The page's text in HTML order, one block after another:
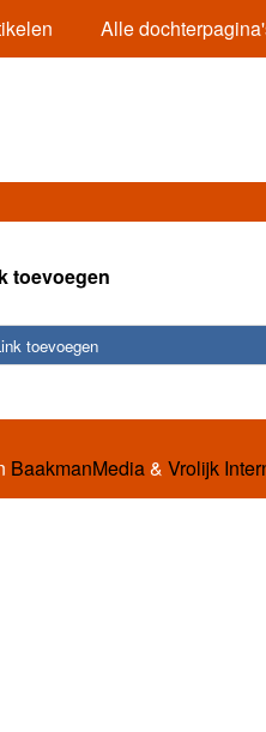
Alle
toevoegen
toevoegen
BaakmanMedia& Vrolijk